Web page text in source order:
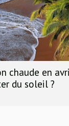
chaude en
du soleil ?